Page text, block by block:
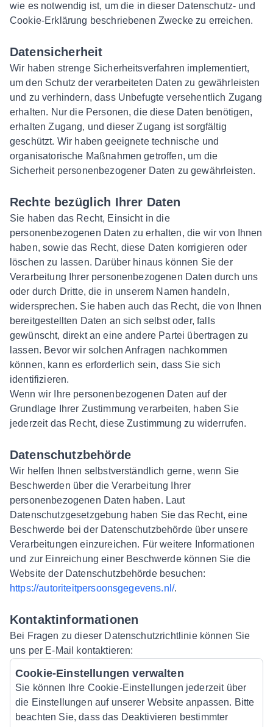
wie es notwendig ist, um die in dieser Datenschutz- und
Cookie-Erklärung beschriebenen Zwecke zu erreichen.
Datensicherheit
Wir haben strenge Sicherheitsverfahren implementiert,
um den Schutz der verarbeiteten Daten zu gewährleisten
und zu verhindern, dass Unbefugte versehentlich Zugang
erhalten. Nur die Personen, die diese Daten benötigen,
erhalten Zugang, und dieser Zugang ist sorgfältig
geschützt. Wir haben geeignete technische und
organisatorische Maßnahmen getroffen, um die
Sicherheit personenbezogener Daten zu gewährleisten.
Rechte bezüglich Ihrer Daten
Sie haben das Recht, Einsicht in die
personenbezogenen Daten zu erhalten, die wir von Ihnen
haben, sowie das Recht, diese Daten korrigieren oder
löschen zu lassen. Darüber hinaus können Sie der
Verarbeitung Ihrer personenbezogenen Daten durch uns
oder durch Dritte, die in unserem Namen handeln,
widersprechen. Sie haben auch das Recht, die von Ihnen
bereitgestellten Daten an sich selbst oder, falls
gewünscht, direkt an eine andere Partei übertragen zu
lassen. Bevor wir solchen Anfragen nachkommen
können, kann es erforderlich sein, dass Sie sich
identifizieren.
Wenn wir Ihre personenbezogenen Daten auf der
Grundlage Ihrer Zustimmung verarbeiten, haben Sie
jederzeit das Recht, diese Zustimmung zu widerrufen.
Datenschutzbehörde
Wir helfen Ihnen selbstverständlich gerne, wenn Sie
Beschwerden über die Verarbeitung Ihrer
personenbezogenen Daten haben. Laut
Datenschutzgesetzgebung haben Sie das Recht, eine
Beschwerde bei der Datenschutzbehörde über unsere
Verarbeitungen einzureichen. Für weitere Informationen
und zur Einreichung einer Beschwerde können Sie die
Website der Datenschutzbehörde besuchen:
https://autoriteitpersoonsgegevens.nl/.
Kontaktinformationen
Bei Fragen zu dieser Datenschutzrichtlinie können Sie
uns per E-Mail kontaktieren:
Cookie-Einstellungen verwalten
Sie können Ihre Cookie-Einstellungen jederzeit über
die Einstellungen auf unserer Website anpassen. Bitte
beachten Sie, dass das Deaktivieren bestimmter